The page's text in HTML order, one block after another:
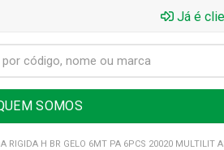
Já é
SOMOS
RIGIDA H BR GELO 6MT PA 6PCS 20020 MULTILIT